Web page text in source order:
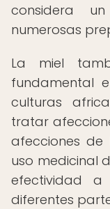
considera
numerosas
La miel
fundamental
culturas
tratar
afecciones
uso medicinal
efectividad
diferentes